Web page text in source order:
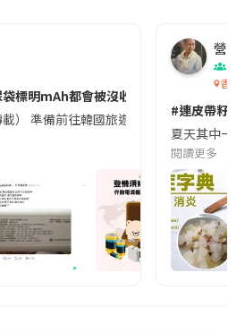
標明mAh都會被沒收😱出發前切記檢查
載） 準備前往韓國旅遊的民眾，近期要
營養
香港
#連皮帶籽
夏天其中一
閱讀更多